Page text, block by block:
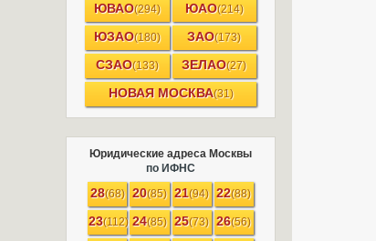
ЮВАО(294) ЮАО(214)
ЮЗАО(180) ЗАО(173)
СЗАО(133) ЗЕЛАО(27)
НОВАЯ МОСКВА(31)
Юридические адреса Москвы
по ИФНС
28(68) 20(85) 21(94) 22(88)
23(112) 24(85) 25(73) 26(56)